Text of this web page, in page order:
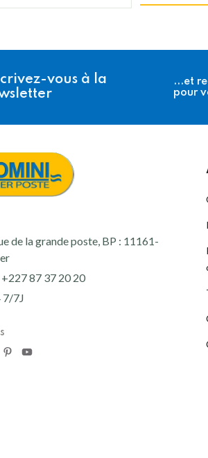
vous à la
...et
pour
de la grande poste, BP : 11161-
+227 87 37 20 20
7/7J